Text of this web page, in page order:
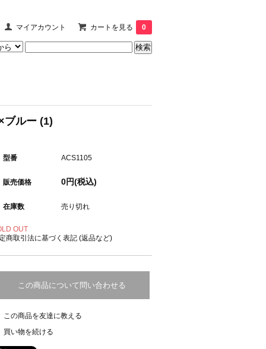
マイアカウント カートを見る 0
ブルー (1)
型番 ACS1105
販売価格 0円(税込)
在庫数 売り切れ
OUT
商取引法に基づく表記 (返品など)
この商品について問い合わせる
この商品を友達に教える
買い物を続ける